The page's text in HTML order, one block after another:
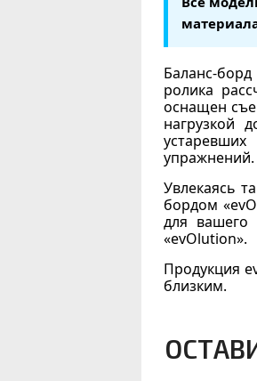
Баланс-
ролика
оснащен
нагрузкой
упражнений.
Увлекаясь
бордом
для вашего
«evOlution».
Продукция
близким.